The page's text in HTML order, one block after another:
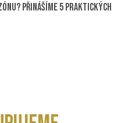
Přinášíme 5 praktických